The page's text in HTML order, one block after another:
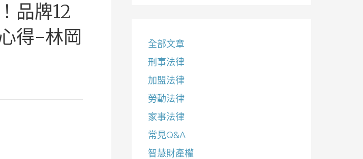
品牌12
得-林岡
全部文章
刑事法律
加盟法律
勞動法律
家事法律
常見Q&A
智慧財產權